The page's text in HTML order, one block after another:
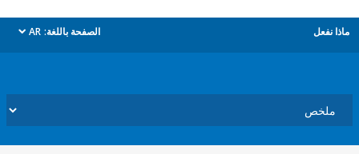
الصفحة باللغة: AR
dropdown